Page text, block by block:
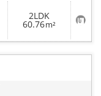
2LDK
60.76m² お
気
に
り